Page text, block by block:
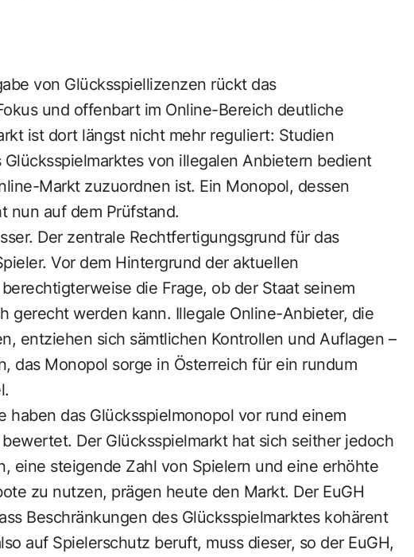
von Glücksspiellizenzen rückt das
und offenbart im Online-Bereich deutliche
ist dort längst nicht mehr reguliert: Studien
von illegalen Anbietern bedient
Markt zuzuordnen ist. Ein Monopol, dessen
nun auf dem Prüfstand.
Der zentrale Rechtfertigungsgrund für das
Vor dem Hintergrund der aktuellen
die Frage, ob der Staat seinem
gerecht werden kann. Illegale Online-Anbieter, die
entziehen sich sämtlichen Kontrollen und Auflagen –
das Monopol sorge in Österreich für ein rundum
haben das Glücksspielmonopol vor rund einem
Der Glücksspielmarkt hat sich seither jedoch
eine steigende Zahl von Spielern und eine erhöhte
zu nutzen, prägen heute den Markt. Der EuGH
Beschränkungen des Glücksspielmarktes kohärent
auf Spielerschutz beruft, muss dieser, so der EuGH,